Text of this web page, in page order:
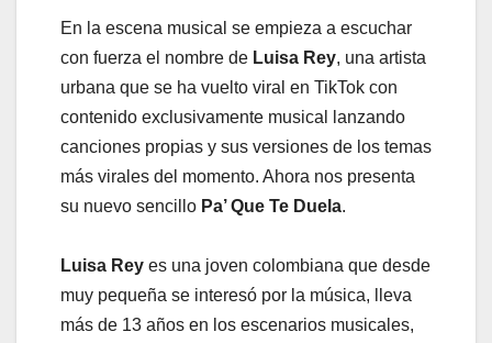
En la escena musical se empieza a escuchar
con fuerza el nombre de Luisa Rey, una artista
urbana que se ha vuelto viral en TikTok con
contenido exclusivamente musical lanzando
canciones propias y sus versiones de los temas
más virales del momento. Ahora nos presenta
su nuevo sencillo Pa’ Que Te Duela.
Luisa Rey es una joven colombiana que desde
muy pequeña se interesó por la música, lleva
más de 13 años en los escenarios musicales,